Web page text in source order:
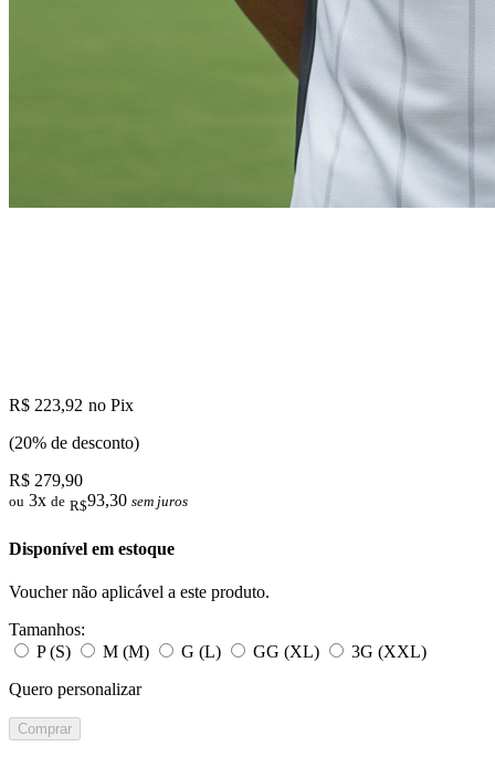
R$ 223,92 no Pix
(20% de desconto)
R$ 279,90
ou 3x de R$93,30 sem juros
Disponível em estoque
Voucher não aplicável a este produto.
Tamanhos:
P (S)
M (M) G (L) GG (XL)
3G (XXL)
Quero personalizar
Comprar